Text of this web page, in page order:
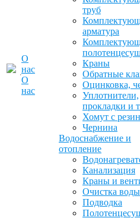
О
нас
О
нас
труб
арматура
Краны
Обратные
Оцинковка,
Уплотнители,
прокладки и
Хомут с
Чернина
Водоснабжение и
отопление
Канализация
Краны и
Очистка воды
Подводка